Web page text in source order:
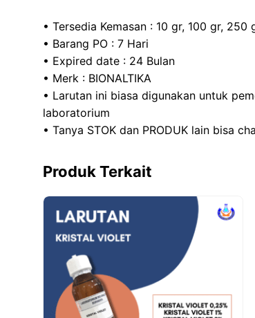
• Tersedia Kemasan : 10 gr, 100 gr, 250
• Barang PO : 7 Hari
• Expired date : 24 Bulan
• Merk : BIONALTIKA
• Larutan ini biasa digunakan untuk
laboratorium
• Tanya STOK dan PRODUK lain bisa
Produk Terkait